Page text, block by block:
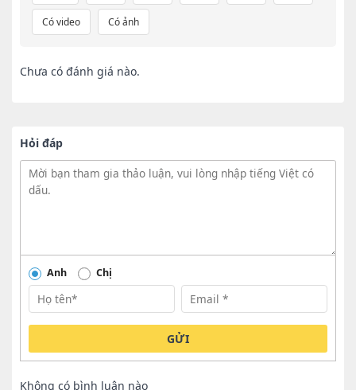
Có video Có ảnh
Chưa có đánh giá nào.
Hỏi đáp
Anh Chị
GỬI
Không có bình luận nào